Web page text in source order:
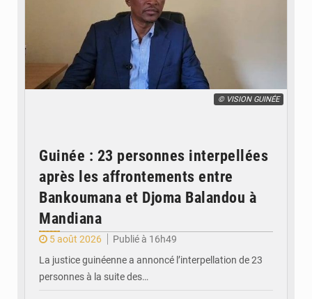
© VISION GUINÉE
Guinée : 23 personnes interpellées
après les affrontements entre
Bankoumana et Djoma Balandou à
Mandiana
5 août 2026
Publié à 16h49
La justice guinéenne a annoncé l’interpellation de 23
personnes à la suite des…